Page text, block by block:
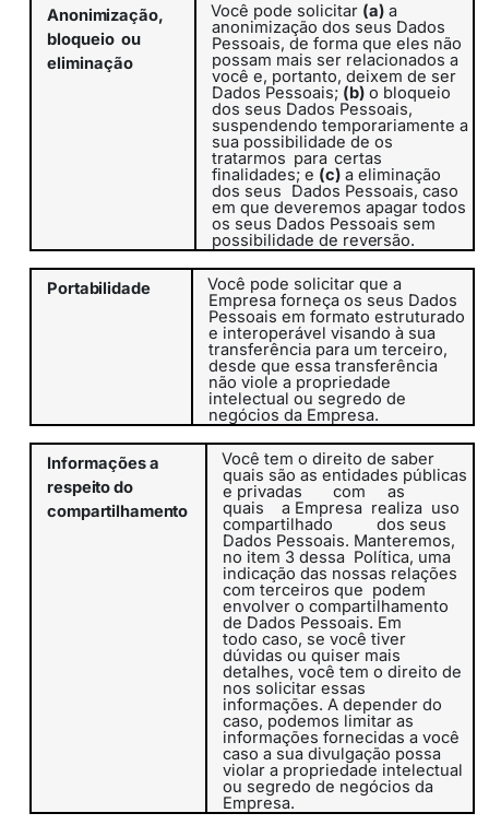
Anonimização,
bloqueio ou
eliminação
Você pode solicitar (a) a
anonimização dos seus Dados
Pessoais, de forma que eles não
possam mais ser relacionados a
você e, portanto, deixem de ser
Dados Pessoais; (b) o bloqueio
dos seus Dados Pessoais,
suspendendo temporariamente a
sua possibilidade de os
tratarmos para certas
finalidades; e (c) a eliminação
dos seus
Dados Pessoais, caso
em que deveremos apagar todos
os seus Dados Pessoais sem
possibilidade de reversão.
Portabilidade
Você pode solicitar que a
Empresa forneça os seus Dados
Pessoais em formato estruturado
e interoperável visando à sua
transferência para um terceiro,
desde que essa transferência
não viole a propriedade
intelectual ou segredo de
negócios da Empresa.
Informaçõesa
respeito do
compartilhamento
Você tem o direito de saber
quais são as entidades públicas
e privadas
com
as
quais
a Empresa realiza uso
compartilhado
dos seus
Dados Pessoais. Manteremos,
no item 3 dessa Política, uma
indicação das nossas relações
com terceiros que podem
envolver o compartilhamento
de Dados Pessoais. Em
todo caso, se você tiver
dúvidas ou quiser mais
detalhes, você tem o direito de
nos solicitar essas
informações. A depender do
caso, podemos limitar as
informações fornecidas a você
caso a sua divulgação possa
violar a propriedade intelectual
ou segredo de negócios da
Empresa.